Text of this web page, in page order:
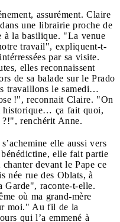
assurément. Claire
une librairie proche de
à la basilique. "La venue
travail", expliquent-t-
par sa visite.
elles reconnaissent
de sa balade sur le Prado
travaillons le samedi…
!", reconnait Claire. "On
historique… ça fait quoi,
?!", renchérit Anne.
elle aussi vers
elle fait partie
devant le Pape ce
née rue des Oblats, à
Garde", raconte-t-elle.
où ma grand-mère
moi." Au fil de la
qui l’a emmené à